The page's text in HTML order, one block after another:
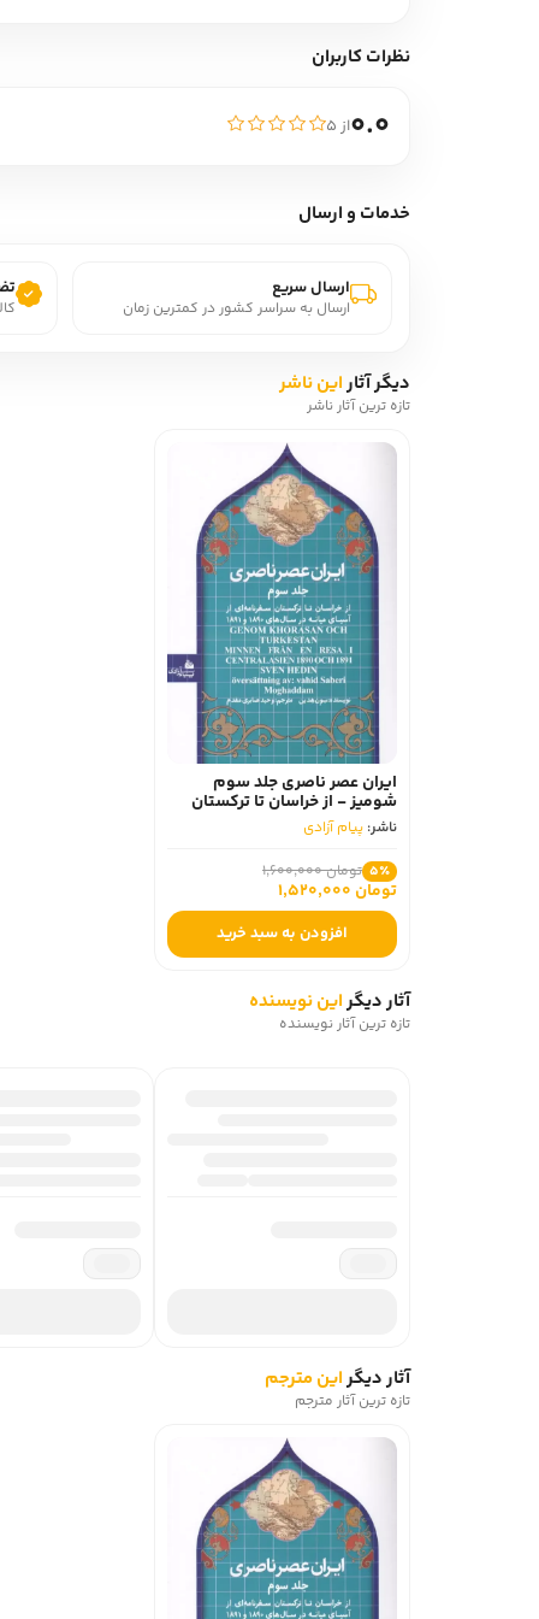
نظرات کاربران
0.0از ۵
خدمات و ارسال
ارسال سریع
ارسال به سراسر کشور در کمترین زمان
دیگر آثاراین ناشر
تازه ترین آثار ناشر
ایران عصر ناصری جلد سوم
شومیز - از خراسان تا ترکستان
سفرنامه ای از آسیای میانه در
سال های 1890و 1891ناشر: پیام آزادی
5٪ تومان 1,600,000
تومان 1,520,000
افزودن به سبد خرید
آثار دیگراین نویسنده
تازه ترین آثار نویسنده
آثار دیگراین مترجم
تازه ترین آثار مترجم